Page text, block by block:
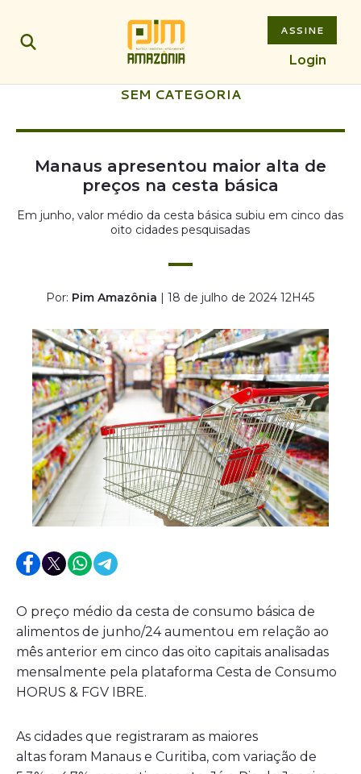
ASSINE
Login
SEM CATEGORIA
Manaus apresentou maior alta de
preços na cesta básica
Em junho, valor médio da cesta básica subiu em cinco das
oito cidades pesquisadas
Por: Pim Amazônia | 18 de julho de 2024 12H45
O preço médio da cesta de consumo básica de
alimentos de junho/24 aumentou em relação ao
mês anterior em cinco das oito capitais analisadas
mensalmente pela plataforma Cesta de Consumo
HORUS & FGV IBRE.
As cidades que registraram as maiores
altas foram Manaus e Curitiba, com variação de